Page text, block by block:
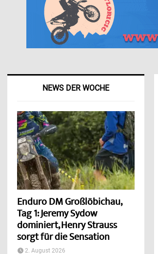
NEWS DER WOCHE
Enduro DM Großlöbichau,
Tag 1: Jeremy Sydow
dominiert, Henry Strauss
sorgt für die Sensation
2. August 2026